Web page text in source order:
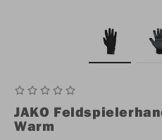
JAKO
Warm